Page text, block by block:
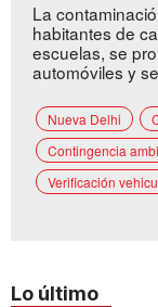
La
habitantes de
escuelas, se
automóviles y
Nueva Delhi
Contingencia
Verificación
Lo último